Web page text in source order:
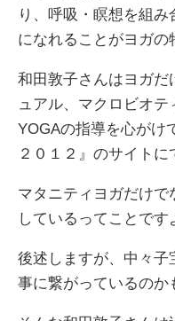
り、呼吸・瞑想を組
になれることがヨガの
和田敦子さんはヨガだ
ュアル、マクロビオ
YOGAの指導を心がけ
２０１２』のサイトに
マタニティヨガだけ
しているってことです
後述しますが、中々
事に繋がっているのか